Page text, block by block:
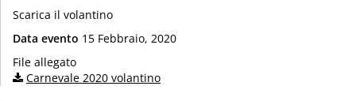
Scarica il volantino
Data evento 15 Febbraio, 2020
File allegato
Carnevale 2020 volantino